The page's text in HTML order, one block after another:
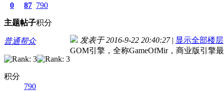
0
主题
87
帖子
790
积分
普通帮众
积分
790
发表于 2016-9-22 20:40:27 | 显示全部楼层
GOM引擎，全称GameOfMir，商业版引擎